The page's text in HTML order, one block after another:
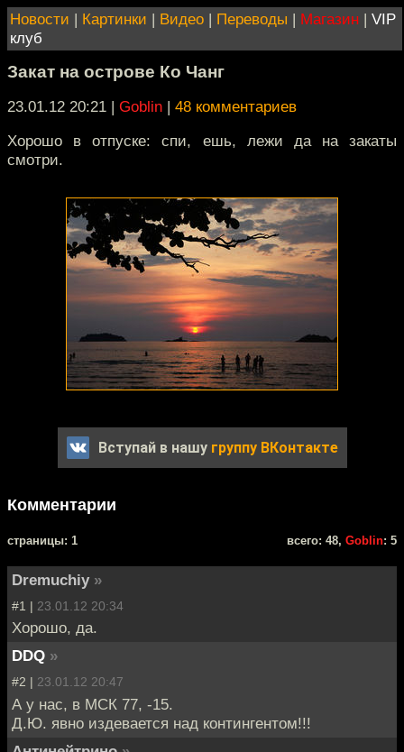
Новости | Картинки | Видео | Переводы | Магазин | VIP
клуб
Закат на острове Ко Чанг
23.01.12 20:21 | Goblin | 48 комментариев
Хорошо в отпуске: спи, ешь, лежи да на закаты
смотри.
Вступай в нашу группу ВКонтакте
Комментарии
cтраницы: 1 всего: 48, Goblin: 5
Dremuchiy »
#1 | 23.01.12 20:34
Хорошо, да.
DDQ »
#2 | 23.01.12 20:47
А у нас, в МСК 77, -15.
Д.Ю. явно издевается над контингентом!!!